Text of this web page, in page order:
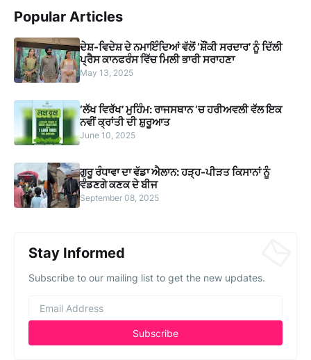
Popular Articles
ਦੇਸ਼-ਵਿਦੇਸ਼ ਦੇ ਨਮਾਇੰਦਿਆਂ ਵੱਲੋਂ ‘ਸ਼ੌਂਕੀ ਸਰਦਾਰ’ ਨੂੰ ਦਿੱਲੀ
ਪ੍ਰੈਸ ਕਾਨਫਰੰਸ ਵਿੱਚ ਮਿਲੀ ਭਾਰੀ ਸਰਾਹਣਾ
May 13, 2025
‘ਲੱਖ ਵਿਰੱਖ’ ਮੁਹਿੰਮ: ਰਾਜਸਥਾਨ ‘ਚ ਹਰੀਅਵਲੀ ਵੱਲ ਇਕ
ਨਵੀਂ ਕ੍ਰਾਂਤੀ ਦੀ ਸ਼ੁਰੂਆਤ
June 10, 2025
ਗੁਰੂ ਰੰਧਾਵਾ ਦਾ ਵੱਡਾ ਐਲਾਨ: ਹੜ੍ਹ-ਪੀੜਤ ਕਿਸਾਨਾਂ ਨੂੰ
ਵੰਡਣਗੇ ਕਣਕ ਦੇ ਬੀਜ
September 08, 2025
Stay Informed
Subscribe to our mailing list to get the new updates.